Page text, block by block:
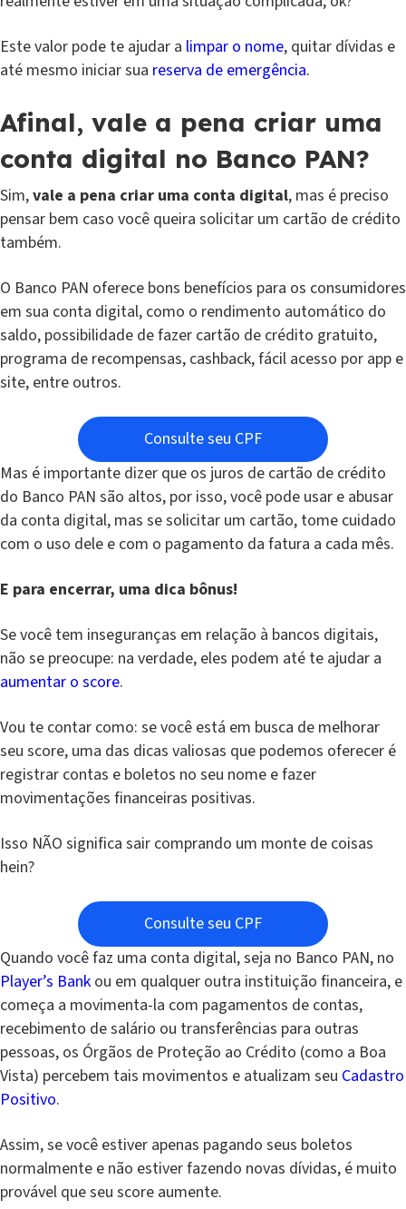
Este valor pode te ajudar a limpar o nome, quitar dívidas e
até mesmo iniciar sua reserva de emergência.
Afinal, vale a pena criar uma
conta digital no Banco PAN?
Sim,vale a pena criar uma conta digital, mas é preciso
pensar bem caso você queira solicitar um cartão de crédito
também.
O Banco PAN oferece bons benefícios para os consumidores
em sua conta digital, como o rendimento automático do
saldo, possibilidade de fazer cartão de crédito gratuito,
programa de recompensas, cashback, fácil acesso por app e
site, entre outros.
Consulte seu CPF
Mas é importante dizer que os juros de cartão de crédito
do Banco PAN são altos, por isso, você pode usar e abusar
da conta digital, mas se solicitar um cartão, tome cuidado
com o uso dele e com o pagamento da fatura a cada mês.
E para encerrar, uma dica bônus!
Se você tem inseguranças em relação à bancos digitais,
não se preocupe: na verdade, eles podem até te ajudar a
aumentar o score.
Vou te contar como: se você está em busca de melhorar
seu score, uma das dicas valiosas que podemos oferecer é
registrar contas e boletos no seu nome e fazer
movimentações financeiras positivas.
Isso NÃO significa sair comprando um monte de coisas
hein?
Consulte seu CPF
Quando você faz uma conta digital, seja no Banco PAN, no
Player’s Bank ou em qualquer outra instituição financeira, e
começa a movimenta-la com pagamentos de contas,
recebimento de salário ou transferências para outras
pessoas, os Órgãos de Proteção ao Crédito (como a Boa
Vista) percebem tais movimentos e atualizam seu Cadastro
Positivo.
Assim, se você estiver apenas pagando seus boletos
normalmente e não estiver fazendo novas dívidas, é muito
provável que seu score aumente.